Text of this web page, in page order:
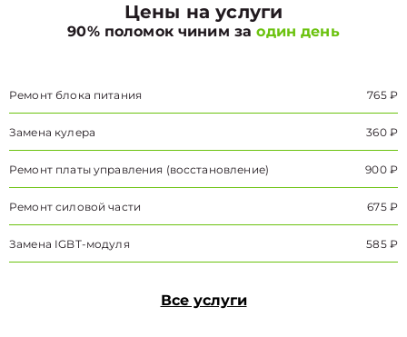
Цены на услуги
90% поломок чиним заодин день
Ремонт блока питания 765 ₽
Замена кулера 360 ₽
Ремонт платы управления (восстановление) 900 ₽
Ремонт силовой части 675 ₽
Замена IGBT-модуля 585 ₽
Все услуги